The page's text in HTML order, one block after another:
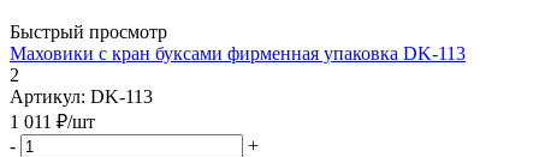
Быстрый просмотр
Маховики с кран буксами фирменная упаковка DK-113
2
Артикул: DK-113
1 011 ₽/шт
-
+